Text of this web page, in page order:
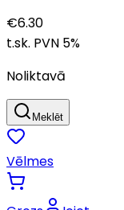
€6.30
t.sk. PVN 5%
Noliktavā
Meklēt
Vēlmes